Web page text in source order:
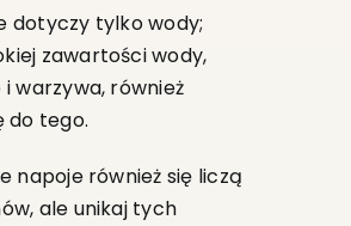
dotyczy tylko wody;
zawartości wody,
warzywa, również
do tego.
napoje również się liczą
ale unikaj tych